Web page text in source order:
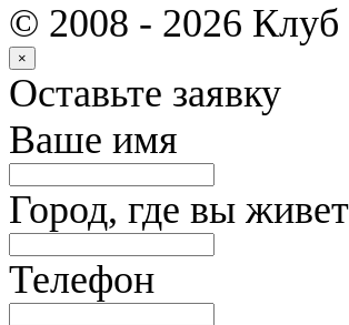
© 2008 - 2026 Клуб
×
Оставьте заявку
Ваше имя
Город, где вы
Телефон